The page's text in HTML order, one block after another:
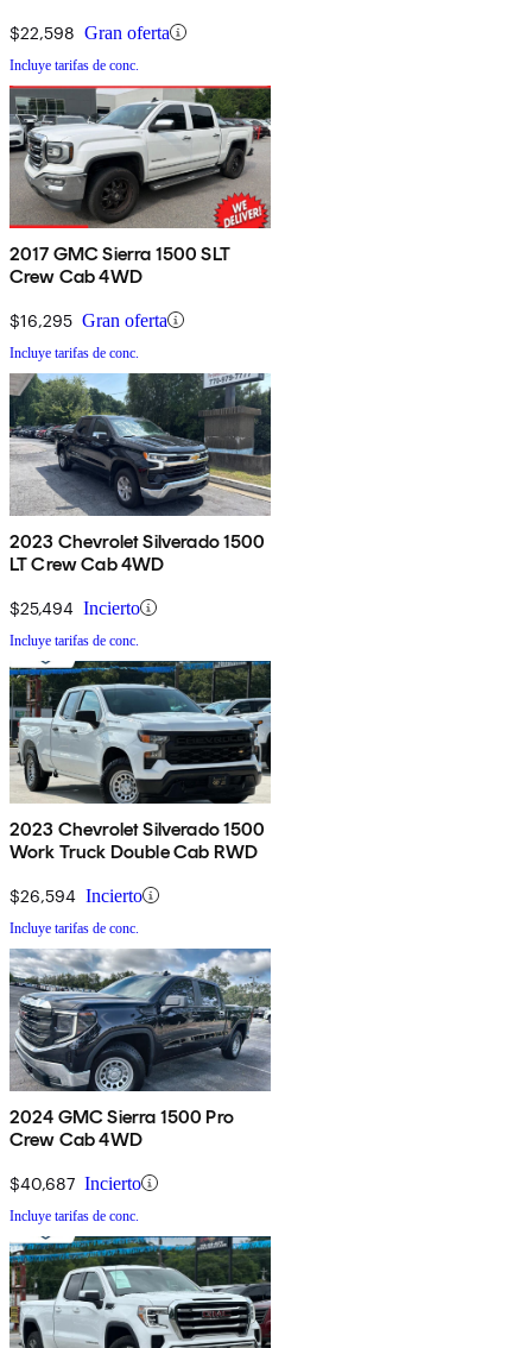
$22,598 Gran oferta
Incluye tarifas de conc.
2017 GMC Sierra 1500 SLT
Crew Cab 4WD
$16,295 Gran oferta
Incluye tarifas de conc.
2023 Chevrolet Silverado 1500
LT Crew Cab 4WD
$25,494 Incierto
Incluye tarifas de conc.
2023 Chevrolet Silverado 1500
Work Truck Double Cab RWD
$26,594 Incierto
Incluye tarifas de conc.
2024 GMC Sierra 1500 Pro
Crew Cab 4WD
$40,687 Incierto
Incluye tarifas de conc.